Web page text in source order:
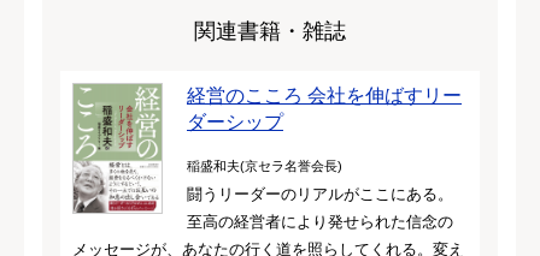
関連書籍・雑誌
経営のこころ 会社を伸ばすリー
ダーシップ
稲盛和夫(京セラ名誉会長)
闘うリーダーのリアルがここにある。
至高の経営者により発せられた信念の
メッセージが、あなたの行く道を照らしてくれる。変え